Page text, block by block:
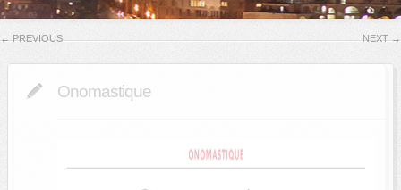
← PREVIOUS NEXT →
Onomastique